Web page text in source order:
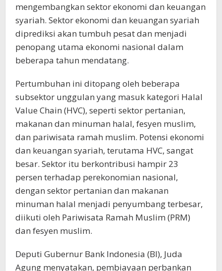
mengembangkan sektor ekonomi dan keuangan
syariah. Sektor ekonomi dan keuangan syariah
diprediksi akan tumbuh pesat dan menjadi
penopang utama ekonomi nasional dalam
beberapa tahun mendatang.
Pertumbuhan ini ditopang oleh beberapa
subsektor unggulan yang masuk kategori Halal
Value Chain (HVC), seperti sektor pertanian,
makanan dan minuman halal, fesyen muslim,
dan pariwisata ramah muslim. Potensi ekonomi
dan keuangan syariah, terutama HVC, sangat
besar. Sektor itu berkontribusi hampir 23
persen terhadap perekonomian nasional,
dengan sektor pertanian dan makanan
minuman halal menjadi penyumbang terbesar,
diikuti oleh Pariwisata Ramah Muslim (PRM)
dan fesyen muslim.
Deputi Gubernur Bank Indonesia (BI), Juda
Agung menyatakan, pembiayaan perbankan